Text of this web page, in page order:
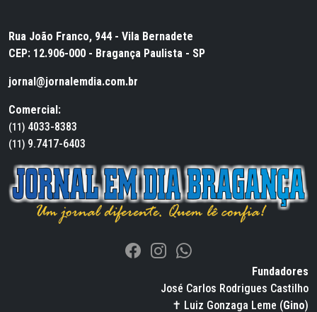
Rua João Franco, 944 - Vila Bernadete
CEP: 12.906-000 - Bragança Paulista - SP
jornal@jornalemdia.com.br
Comercial:
(11) 4033-8383
(11) 9.7417-6403
Fundadores
José Carlos Rodrigues Castilho
✝ Luiz Gonzaga Leme (Gino)